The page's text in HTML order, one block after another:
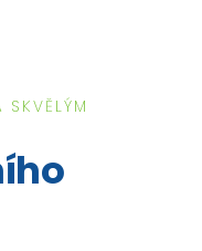
-
zdravotní péči a
dosáhli vrcholu